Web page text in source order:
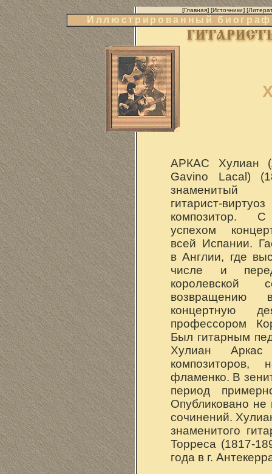
[Главная] [Источники] [
Иллюстрированный
АРКАС Хулиан
Gavino Lacal)
знаменитый
гитарист-
композитор.
успехом
всей Испании.
в Англии, где
числе и
королевской
возвращению
концертную
профессором
Был гитарным
Хулиан
композиторов,
фламенко. В
период
Опубликовано не
сочинений.
знаменитого
Торреса (1817-
года в г.